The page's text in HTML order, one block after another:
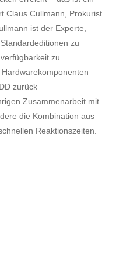
Claus Cullmann, Prokurist
ist der Experte,
zu
zu
zurück
Zusammenarbeit mit
die Kombination aus
Reaktionszeiten.